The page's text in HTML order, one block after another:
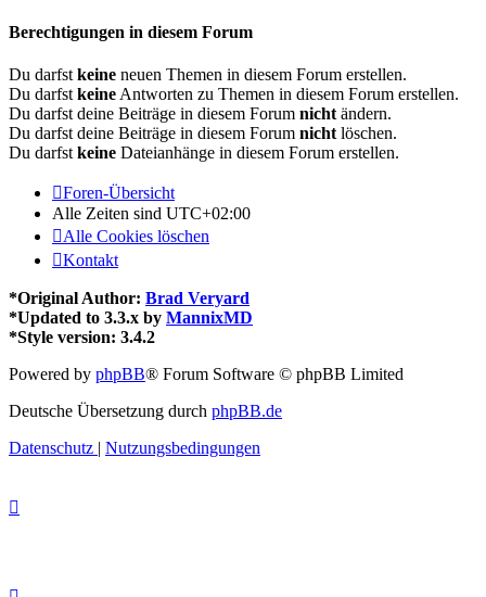
Berechtigungen in diesem Forum
Du darfstkeine neuen Themen in diesem Forum erstellen.
Du darfstkeineAntworten zu Themen in diesem Forum erstellen.
Du darfst deine Beiträge in diesem Forum nichtändern.
Du darfst deine Beiträge in diesem Forum nichtlöschen.
Du darfstkeine Dateianhänge in diesem Forum erstellen.
Foren-Übersicht
Alle Zeiten sind UTC+02:00
Alle Cookies löschen
Kontakt
*Original Author: Brad Veryard
*Updated to 3.3.x by MannixMD
*Style version: 3.4.2
Powered by phpBB® Forum Software © phpBB Limited
Deutsche Übersetzung durch phpBB.de
Datenschutz | Nutzungsbedingungen